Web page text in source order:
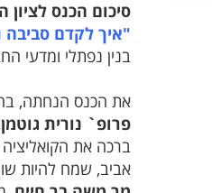
סיכום הכנס לציון
"איך לקדם סביבה
בנין נפתלי ומדעי
את הכנס הנחתה,
פרופ` נורית גוטמן
ברכה את
אביב, שמח להיות